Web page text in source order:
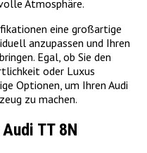
Atmosphäre.
eine großartige
anzupassen und Ihren
Egal, ob Sie den
oder Luxus
Optionen, um Ihren Audi
zu machen.
TT 8N